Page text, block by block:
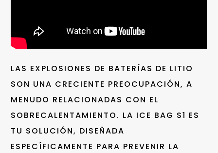
LAS EXPLOSIONES DE BATERÍAS DE LITIO
SON UNA CRECIENTE PREOCUPACIÓN, A
MENUDO RELACIONADAS CON EL
SOBRECALENTAMIENTO. LA ICE BAG S1 ES
TU SOLUCIÓN, DISEÑADA
ESPECÍFICAMENTE PARA PREVENIR LA